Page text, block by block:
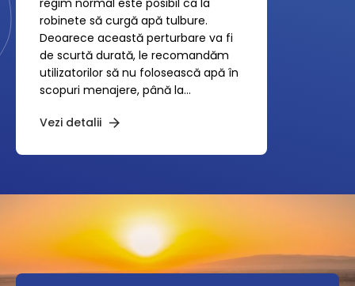
regim normal este posibil ca la
robinete să curgă apă tulbure.
Deoarece această perturbare va fi
de scurtă durată, le recomandăm
utilizatorilor să nu folosească apă în
scopuri menajere, până la
asemenea, consumatorii să ia
de apă care să le acopere necesarul
Vezi detalii